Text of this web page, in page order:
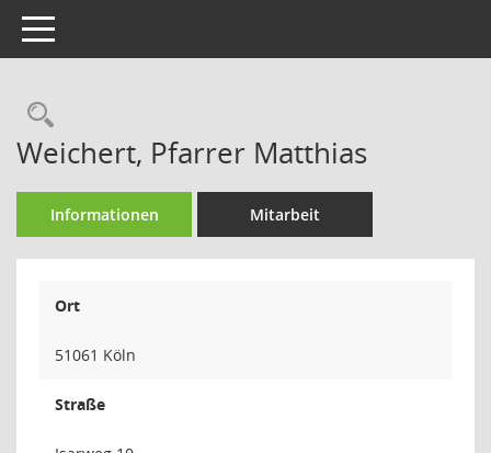
Toggle navigation
Rechercheauswahl
Weichert, Pfarrer Matthias
Informationen Mitarbeit
Ort
51061 Köln
Straße